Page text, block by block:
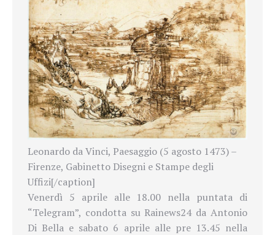
Leonardo da Vinci, Paesaggio (5 agosto 1473) –
Firenze, Gabinetto Disegni e Stampe degli
Uffizi[/caption]
Venerdì 5 aprile alle 18.00 nella puntata di
“Telegram”, condotta su Rainews24 da Antonio
Di Bella e sabato 6 aprile alle pre 13.45 nella